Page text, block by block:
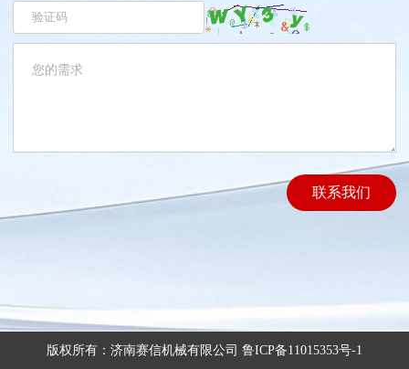
联系我们
版权所有：济南赛信机械有限公司 鲁ICP备11015353号-1